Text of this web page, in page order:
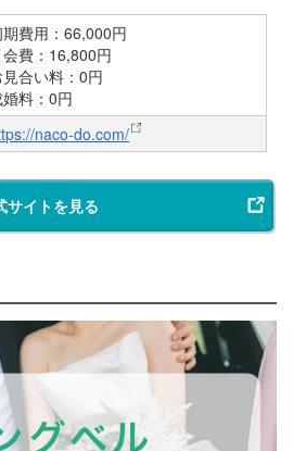
費用：66,000円
会費：16,800円
見合い料：0円
婚料：0円
naco-do.com/
サイトを見る